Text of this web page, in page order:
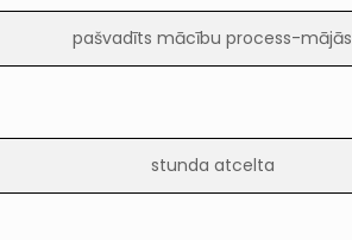
pašvadīts mācību process-mājās
stunda atcelta